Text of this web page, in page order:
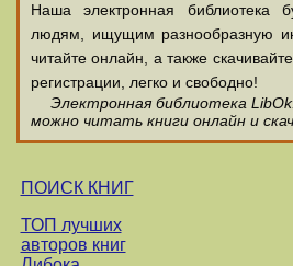
Наша электронная библиотека
людям, ищущим разнообразную
читайте онлайн, а также
регистрации, легко и свободно!
Электронная библиотека
можно читать книги онлайн и
ПОИСК КНИГ
ТОП лучших
авторов книг